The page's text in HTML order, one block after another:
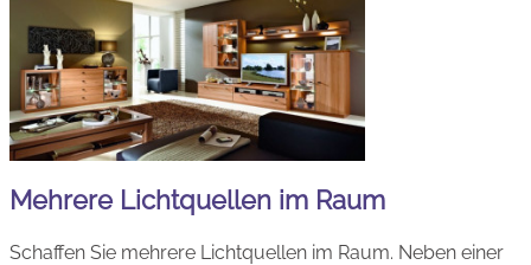
Mehrere Lichtquellen im Raum
Schaffen Sie mehrere Lichtquellen im Raum. Neben einer